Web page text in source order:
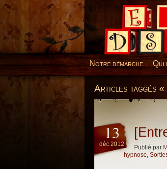
Desillusions
Notre démarche Qui
Articles taggés «
13
déc 2012 Publié par
hypnose,